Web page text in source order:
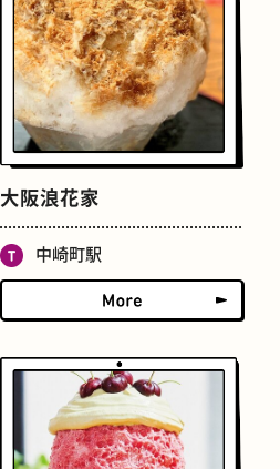
床
大阪浪花家
中崎町駅